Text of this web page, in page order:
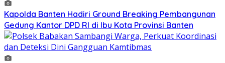
Kapolda Banten Hadiri Ground Breaking Pembangunan
Gedung Kantor DPD RI di Ibu Kota Provinsi Banten